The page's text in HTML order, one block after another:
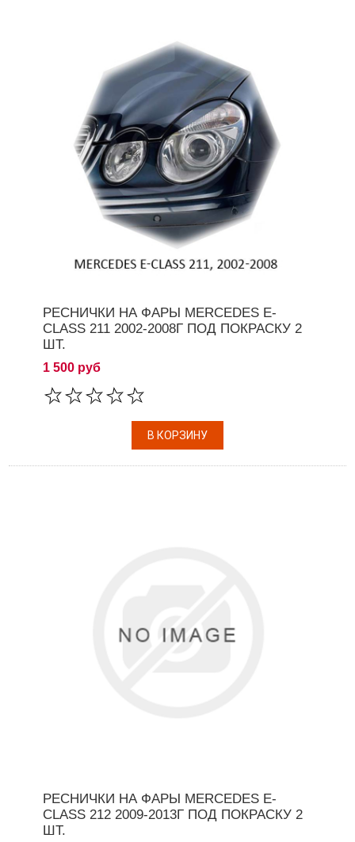
РЕСНИЧКИ НА ФАРЫ MERCEDES E-
CLASS 211 2002-2008Г ПОД ПОКРАСКУ 2
ШТ.
1 500 руб
РЕСНИЧКИ НА ФАРЫ MERCEDES E-
CLASS 212 2009-2013Г ПОД ПОКРАСКУ 2
ШТ.